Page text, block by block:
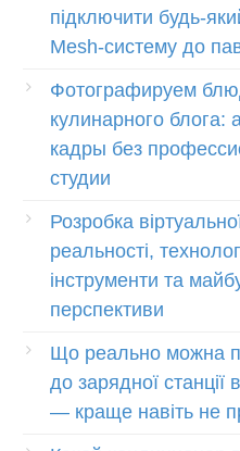
підключити будь-
Mesh-систему до
Фотографируем
кулинарного блога:
кадры без
студии
Розробка
реальності,
інструменти та
перспективи
Що реально можна
до зарядної станції
— краще навіть не